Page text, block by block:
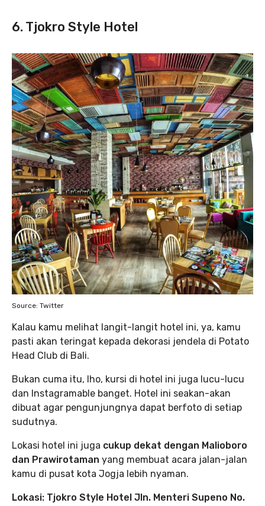
6. Tjokro Style Hotel
Source: Twitter
Kalau kamu melihat langit-langit hotel ini, ya, kamu
pasti akan teringat kepada dekorasi jendela di Potato
Head Club di Bali.
Bukan cuma itu, lho, kursi di hotel ini juga lucu-lucu
dan Instagramable banget. Hotel ini seakan-akan
dibuat agar pengunjungnya dapat berfoto di setiap
sudutnya.
Lokasi hotel ini juga cukup dekat dengan Malioboro
dan Prawirotaman yang membuat acara jalan-jalan
kamu di pusat kota Jogja lebih nyaman.
Lokasi: Tjokro Style Hotel Jln. Menteri Supeno No.